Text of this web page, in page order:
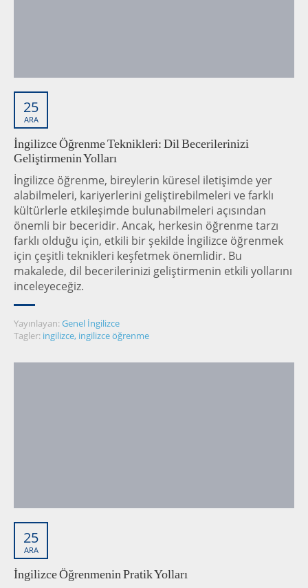
25
ARA
İngilizce Öğrenme Teknikleri: Dil Becerilerinizi
Geliştirmenin Yolları
İngilizce öğrenme, bireylerin küresel iletişimde yer
alabilmeleri, kariyerlerini geliştirebilmeleri ve farklı
kültürlerle etkileşimde bulunabilmeleri açısından
önemli bir beceridir. Ancak, herkesin öğrenme tarzı
farklı olduğu için, etkili bir şekilde İngilizce öğrenmek
için çeşitli teknikleri keşfetmek önemlidir. Bu
makalede, dil becerilerinizi geliştirmenin etkili yollarını
inceleyeceğiz.
Yayınlayan: Genel İngilizce
Tagler: ingilizce, ingilizce öğrenme
25
ARA
İngilizce Öğrenmenin Pratik Yolları